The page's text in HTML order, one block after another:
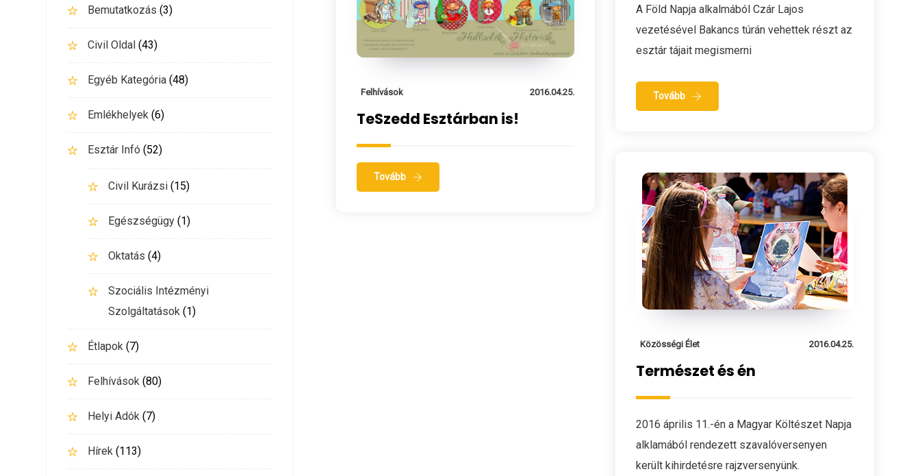
Felhívások 2016.04.25.
TeSzedd Esztárban is!
Tovább
A Föld Napja alkalmából Czár Lajos
vezetésével Bakancs túrán vehettek részt az
esztár tájait megismerni
Tovább
Közösségi Élet 2016.04.25.
Természet és én
2016 április 11.-én a Magyar Költészet Napja
alklamából rendezett szavalóversenyen
került kihirdetésre rajzversenyünk.
Bemutatkozás (3)
Civil Oldal (43)
Egyéb Kategória (48)
Emlékhelyek (6)
Esztár Infó (52)
Civil Kurázsi (15)
Egészségügy (1)
Oktatás (4)
Szociális Intézményi
Szolgáltatások (1)
Étlapok (7)
Felhívások (80)
Helyi Adók (7)
Hírek (113)